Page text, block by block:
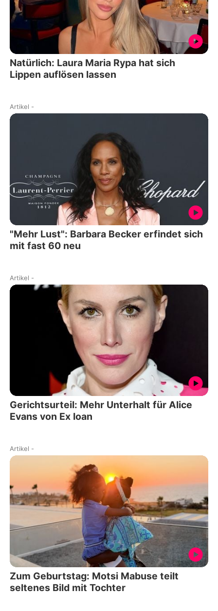
Natürlich: Laura Maria Rypa hat sich
Lippen auflösen lassen
Artikel -
"Mehr Lust": Barbara Becker erfindet sich
mit fast 60 neu
Artikel -
Gerichtsurteil: Mehr Unterhalt für Alice
Evans von Ex Ioan
Artikel -
Zum Geburtstag: Motsi Mabuse teilt
seltenes Bild mit Tochter